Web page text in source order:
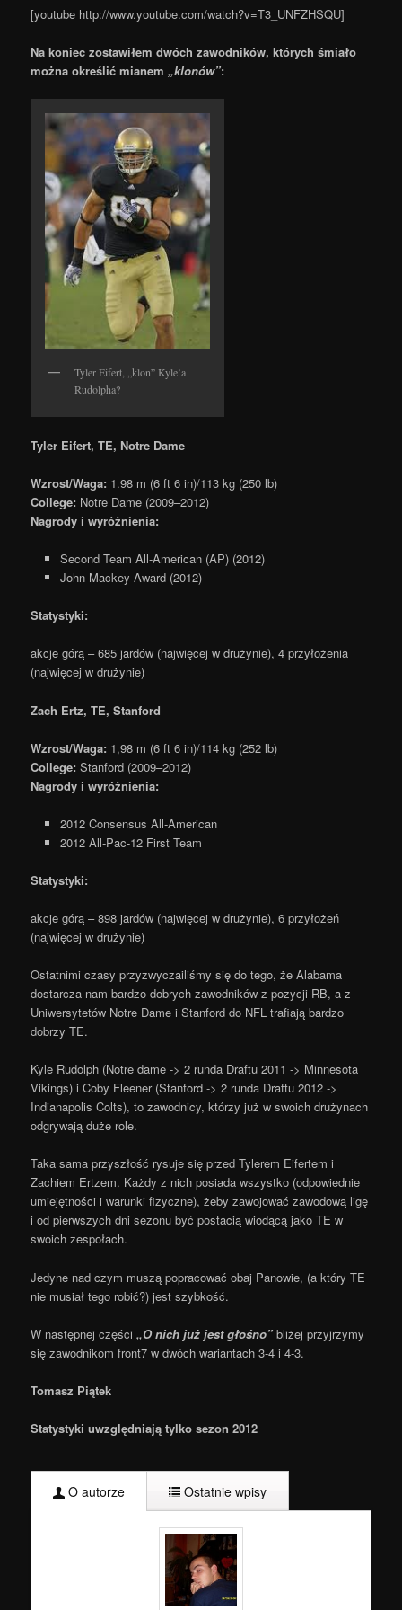
[youtube http://www.youtube.com/watch?v=T3_UNFZHSQU]
Na koniec zostawiłem dwóch zawodników, których śmiało
można określić mianem„klonów”:
Tyler Eifert, „klon” Kyle’a
Rudolpha?
Tyler Eifert, TE, Notre Dame
Wzrost/Waga: 1.98 m (6 ft 6 in)/113 kg (250 lb)
College: Notre Dame (2009–2012)
Nagrody i wyróżnienia:
Second Team All-American (AP) (2012)
John Mackey Award (2012)
Statystyki:
akcje górą – 685 jardów (najwięcej w drużynie), 4 przyłożenia
(najwięcej w drużynie)
Zach Ertz, TE, Stanford
Wzrost/Waga: 1,98 m (6 ft 6 in)/114 kg (252 lb)
College: Stanford (2009–2012)
Nagrody i wyróżnienia:
2012 Consensus All-American
2012 All-Pac-12 First Team
Statystyki:
akcje górą – 898 jardów (najwięcej w drużynie), 6 przyłożeń
(najwięcej w drużynie)
Ostatnimi czasy przyzwyczailiśmy się do tego, że Alabama
dostarcza nam bardzo dobrych zawodników z pozycji RB, a z
Uniwersytetów Notre Dame i Stanford do NFL trafiają bardzo
dobrzy TE.
Kyle Rudolph (Notre dame -> 2 runda Draftu 2011 -> Minnesota
Vikings) i Coby Fleener (Stanford -> 2 runda Draftu 2012 ->
Indianapolis Colts), to zawodnicy, którzy już w swoich drużynach
odgrywają duże role.
Taka sama przyszłość rysuje się przed Tylerem Eifertem i
Zachiem Ertzem. Każdy z nich posiada wszystko (odpowiednie
umiejętności i warunki fizyczne), żeby zawojować zawodową ligę
i od pierwszych dni sezonu być postacią wiodącą jako TE w
swoich zespołach.
Jedyne nad czym muszą popracować obaj Panowie, (a który TE
nie musiał tego robić?) jest szybkość.
W następnej części„O nich już jest głośno” bliżej przyjrzymy
się zawodnikom front7 w dwóch wariantach 3-4 i 4-3.
Tomasz Piątek
Statystyki uwzględniają tylko sezon 2012
O autorze Ostatnie wpisy